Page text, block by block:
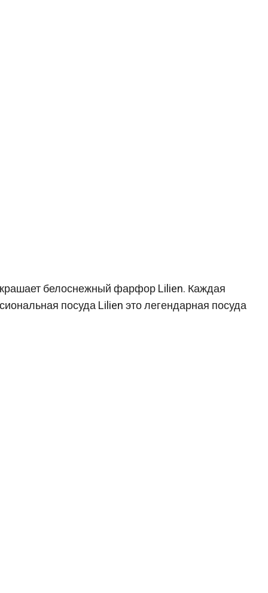
белоснежный фарфор Lilien. Каждая
посуда Lilien это легендарная посуда